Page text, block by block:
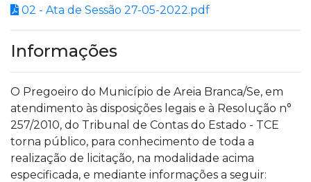
02 - Ata de Sessão 27-05-2022.pdf
Informações
O Pregoeiro do Município de Areia Branca/Se, em
atendimento às disposições legais e à Resolução n°
257/2010, do Tribunal de Contas do Estado - TCE
torna público, para conhecimento de toda a
realização de licitação, na modalidade acima
especificada, e mediante informações a seguir: